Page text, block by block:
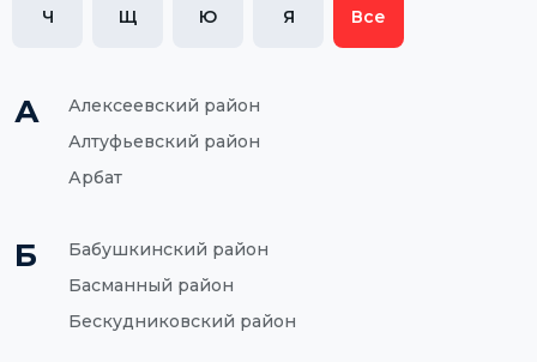
Ч Щ Ю Я Все
А
Алексеевский район
Алтуфьевский район
Арбат
Б
Бабушкинский район
Басманный район
Бескудниковский район